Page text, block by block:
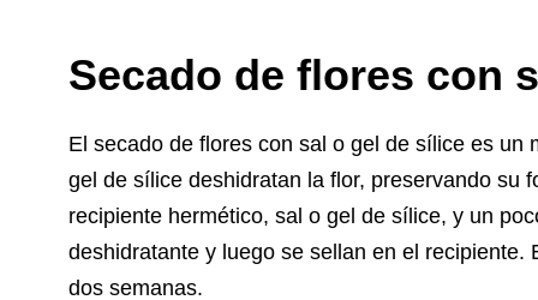
Secado de flores con
El secado de flores con sal o gel de sílice es
gel de sílice deshidratan la flor, preservando su
recipiente hermético, sal o gel de sílice, y un
deshidratante y luego se sellan en el
dos semanas.